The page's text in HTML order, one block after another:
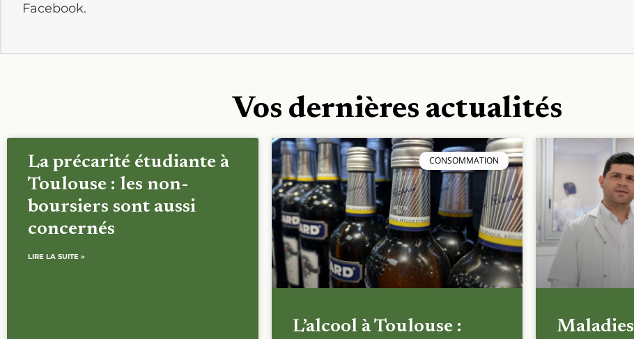
Facebook.
Vos dernières actualités
La précarité étudiante à
Toulouse : les non-
boursiers sont aussi
concernés
LIRE LA SUITE »
CONSOMMATION
L’alcool à Toulouse :
Maladies